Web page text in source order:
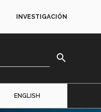
INVESTIGACIÓN
search
ENGLISH